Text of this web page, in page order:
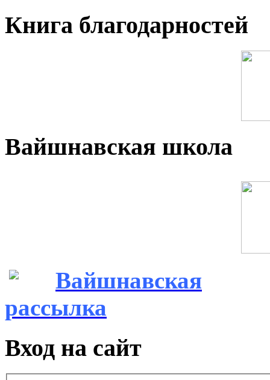
Книга благодарностей
Вайшнавская школа
Вайшнавская
рассылка
Вход на сайт